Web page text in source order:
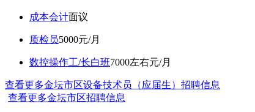
成本会计面议
质检员5000元/月
数控操作工/长白班7000左右元/月
查看更多金坛市区设备技术员（应届生）招聘信息
查看更多金坛市区招聘信息